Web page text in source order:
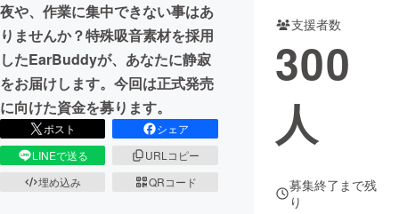
夜や、作業に集中できない事はあ
りませんか？特殊吸音素材を採用
したEarBuddyが、あなたに静寂
をお届けします。今回は正式発売
に向けた資金を募ります。
ポスト
シェア
LINEで送る
URLコピー
埋め込み
QRコード
支援者数
300
人
募集終了まで残
り